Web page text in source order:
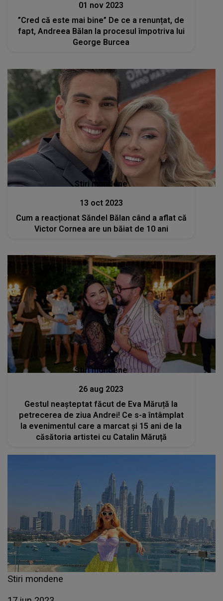
01 nov 2023
”Cred că este mai bine” De ce a renunțat, de
fapt, Andreea Bălan la procesul împotriva lui
George Burcea
Stiri mondene
13 oct 2023
Cum a reacționat Săndel Bălan când a aflat că
Victor Cornea are un băiat de 10 ani
Stiri mondene
26 aug 2023
Gestul neașteptat făcut de Eva Măruță la
petrecerea de ziua Andrei! Ce s-a întâmplat
la evenimentul care a marcat și 15 ani de la
căsătoria artistei cu Catalin Măruță
Stiri mondene